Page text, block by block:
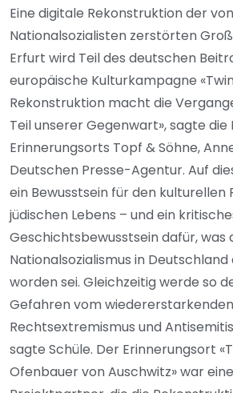
Eine digitale Rekonstruktion der
Nationalsozialisten zerstörten
Erfurt wird Teil des deutschen
europäische Kulturkampagne
Rekonstruktion macht die
Teil unserer Gegenwart», sagte die
Erinnerungsorts Topf & Söhne,
Deutschen Presse-Agentur. Auf
ein Bewusstsein für den kulturellen
jüdischen Lebens – und ein
Geschichtsbewusstsein dafür, was
Nationalsozialismus in
worden sei. Gleichzeitig werde so
Gefahren vom wiedererstarkenden
Rechtsextremismus und
sagte Schüle. Der Erinnerungsort
Ofenbauer von Auschwitz» war